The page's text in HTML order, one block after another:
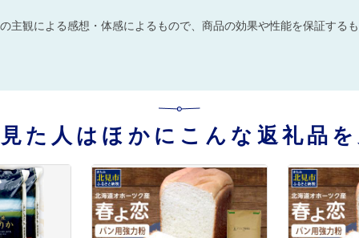
主観による感想・体感によるもので、商品の効果や性能を保証する
た人はほかにこんな返礼品